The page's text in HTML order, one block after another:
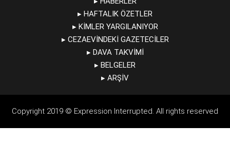
▸ HAFTALIK ÖZETLER
▸ KIMLER YARGILANIYOR
▸ CEZAEVINDEKI GAZETECILER
▸ DAVA TAKVIMI
▸ BELGELER
▸ ARŞIV
Copyright 2019 © Expression Interrupted. All rights reserved